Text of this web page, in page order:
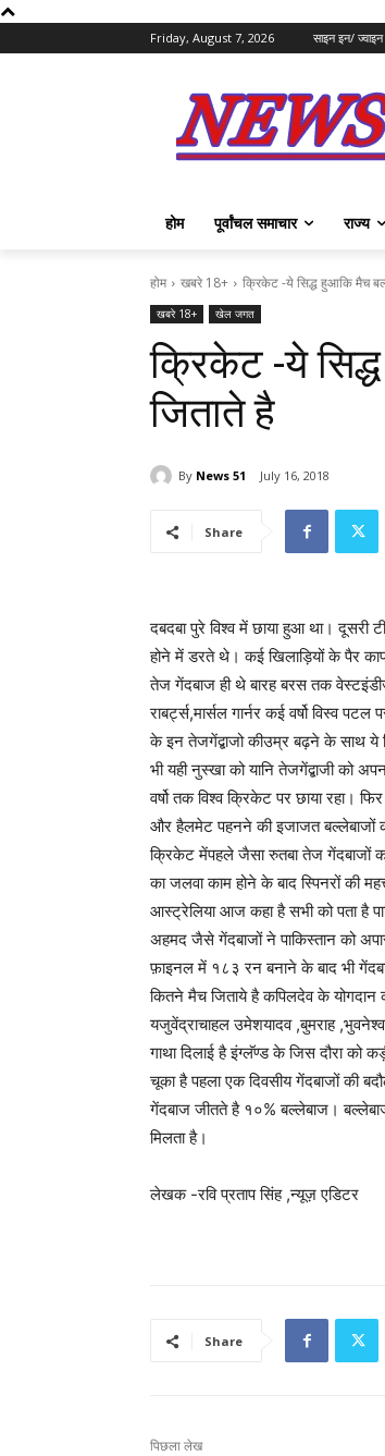
Friday, August 7, 2026 साइन इन/
होम पूर्वांचल समाचार राज्य
होम खबरे 18+ क्रिकेट -ये सिद्ध हुआकि मैच
खबरे 18+ खेल जगत
क्रिकेट -ये
जिताते है
By News 51 July 16, 2018
Share
दबदबा पुरे विश्व में छाया हुआ था। दूसरी
होने में डरते थे। कई खिलाड़ियों के पैर
तेज गेंदबाज ही थे बारह बरस तक
राबर्ट्स,मार्सल गार्नर कई वर्षो विस्व
के इन तेजगेंद्बाजो कीउम्र बढ़ने के साथ ये
भी यही नुस्खा को यानि तेजगेंद्बाजी को
वर्षो तक विश्व क्रिकेट पर छाया रहा।
और हैलमेट पहनने की इजाजत बल्लेबाजों
क्रिकेट मेंपहले जैसा रुतबा तेज गेंदबाजों
का जलवा काम होने के बाद स्पिनरों की
आस्ट्रेलिया आज कहा है सभी को पता है
अहमद जैसे गेंदबाजों ने पाकिस्तान को
फ़ाइनल में १८३ रन बनाने के बाद भी
कितने मैच जिताये है कपिलदेव के
यजुवेंद्राचाहल उमेशयादव ,बुमराह
गाथा दिलाई है इंग्लॅण्ड के जिस दौरा को
चूका है पहला एक दिवसीय गेंदबाजों की
गेंदबाज जीतते है १०% बल्लेबाज।
मिलता है।
लेखक -रवि प्रताप सिंह ,न्यूज़ एडिटर
Share
पिछला लेख